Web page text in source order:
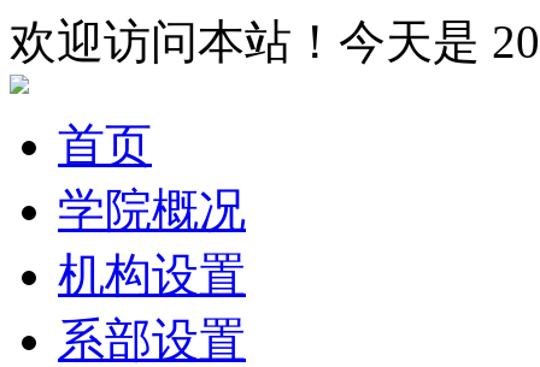
欢迎访问本站！今天是
首页
学院概况
机构设置
系部设置